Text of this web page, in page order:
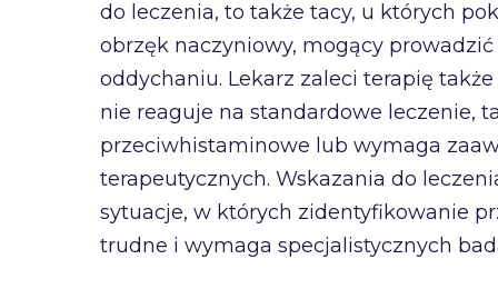
do leczenia, to także tacy, u których
obrzęk naczyniowy, mogący
oddychaniu. Lekarz zaleci terapię
nie reaguje na standardowe leczenie,
przeciwhistaminowe lub wymaga
terapeutycznych. Wskazania do
sytuacje, w których zidentyfikowanie
trudne i wymaga specjalistycznych